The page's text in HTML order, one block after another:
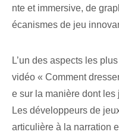
nte et immersive, de
écanismes de jeu
L’un des aspects les
vidéo « Comment
e sur la manière dont
Les développeurs de
articulière à la narration